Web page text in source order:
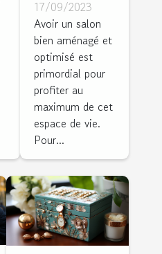
de votre
salle de
séjour
17/09/2023
Avoir un salon
bien aménagé et
optimisé est
primordial pour
profiter au
maximum de cet
espace de vie.
Pour...